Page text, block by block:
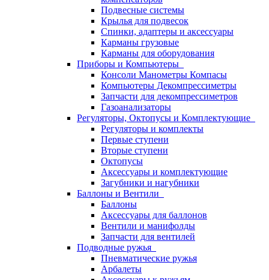
Подвесные системы
Крылья для подвесок
Спинки, адаптеры и аксессуары
Карманы грузовые
Карманы для оборудования
Приборы и Компьютеры
Консоли Манометры Компасы
Компьютеры Декомпрессиметры
Запчасти для декомпрессиметров
Газоанализаторы
Регуляторы, Октопусы и Комплектующие
Регуляторы и комплекты
Первые ступени
Вторые ступени
Октопусы
Аксессуары и комплектующие
Загубники и нагубники
Баллоны и Вентили
Баллоны
Аксессуары для баллонов
Вентили и манифолды
Запчасти для вентилей
Подводные ружья
Пневматические ружья
Арбалеты